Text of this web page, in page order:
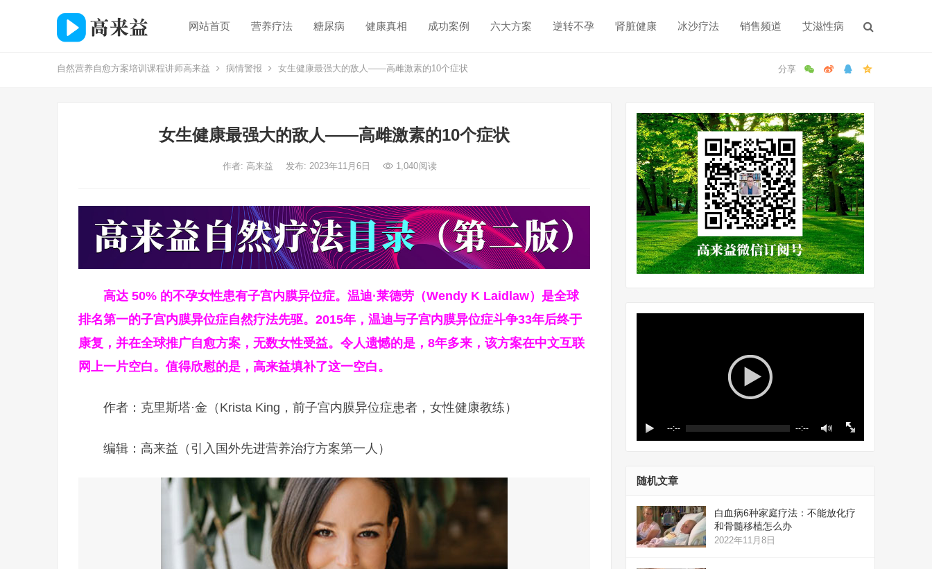
网站首页 营养疗法 糖尿病 健康真相 成功案例 六大方案 逆转不孕 肾脏健康 冰沙疗法 销售频道 艾滋性病
自然营养自愈方案培训课程讲师高来益 病情警报 女生健康最强大的敌人——高雌激素的10个症状
女生健康最强大的敌人——高雌激素的10个症状
作者: 高来益 发布: 2023年11月6日 1,040阅读
高达 50% 的不孕女性患有子宫内膜异位症。温迪·莱德劳（Wendy K Laidlaw）是全球
排名第一的子宫内膜异位症自然疗法先驱。2015年，温迪与子宫内膜异位症斗争33年后终于
康复，并在全球推广自愈方案，无数女性受益。令人遗憾的是，8年多来，该方案在中文互联
网上一片空白。值得欣慰的是，高来益填补了这一空白。
作者：克里斯塔·金（Krista King，前子宫内膜异位症患者，女性健康教练）
编辑：高来益（引入国外先进营养治疗方案第一人）
--:-- --:--
随机文章
白血病6种家庭疗法：不能放化疗
和骨髓移植怎么办
2022年11月8日